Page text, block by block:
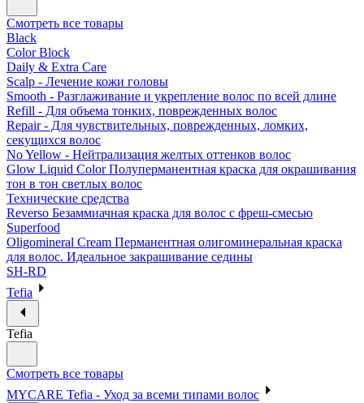
Смотреть все товары
Black
Color Block
Daily & Extra Care
Scalp - Лечение кожи головы
Smooth - Разглаживание и укрепление волос по всей длине
Refill - Для объема тонких, поврежденных волос
Repair - Для чувствительных, поврежденных, ломких,
секущихся волос
No Yellow - Нейтрализация желтых оттенков волос
Glow Liquid Color Полуперманентная краска для окрашивания
тон в тон светлых волос
Технические средства
Reverso Безаммиачная краска для волос с фреш-смесью
Superfood
Oligomineral Cream Перманентная олигоминеральная краска
для волос. Идеальное закрашивание седины
SH-RD
Tefia
Tefia
Смотреть все товары
MYCARE Tefia - Уход за всеми типами волос